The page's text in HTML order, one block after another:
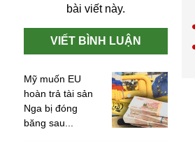
bài viết này.
VIẾT BÌNH LUẬN
Mỹ muốn EU
hoàn trả tài sản
Nga bị đóng
băng sau...